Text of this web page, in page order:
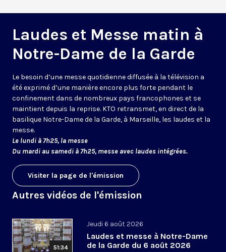
Laudes et Messe matin à
Notre-Dame de la Garde
Le besoin d’une messe quotidienne diffusée à la télévision a
été exprimé d’une manière encore plus forte pendant le
confinement dans de nombreux pays francophones et se
maintient depuis la reprise. KTO retransmet, en direct de la
basilique Notre-Dame de la Garde, à Marseille, les laudes et la
messe.
Le lundi à 7h25, la messe
Du mardi au samedi à 7h25, messe avec laudes intégrées.
Visiter la page de l'émission
Autres vidéos de l'émission
51:34
Jeudi 6 août 2026
Laudes et messe à Notre-Dame
de la Garde du 6 août 2026